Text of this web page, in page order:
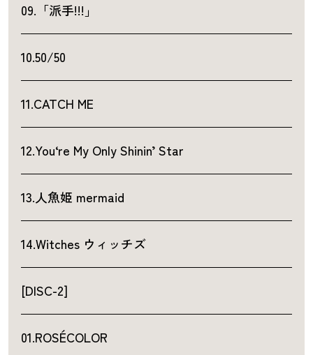
09.「派手!!!」
10.50/50
11.CATCH ME
12.You‘re My Only Shinin’ Star
13.人魚姫 mermaid
14.Witches ウィッチズ
[DISC-2]
01.ROSÉCOLOR